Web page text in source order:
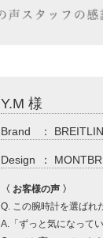
Y.M 様
Brand ：
Design ：
〈 お客様の声 〉
Q. この腕時計を選ば
A.「ずっと気になってい